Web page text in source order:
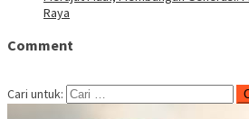
Raya
Comment
Cari untuk: